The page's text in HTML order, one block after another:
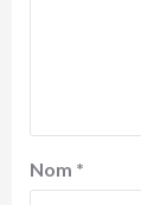
Nom *